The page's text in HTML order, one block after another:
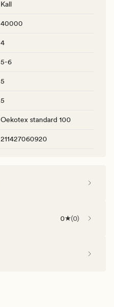
Kall
40000
4
5-6
5
5
Oekotex standard 100
211427060920
0 (0)